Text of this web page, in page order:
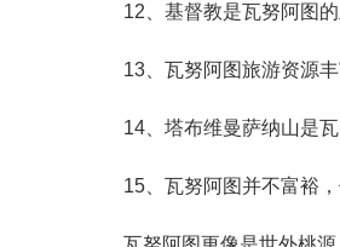
12、基督教是瓦努阿图
13、瓦努阿图旅游资源
14、塔布维曼萨纳山是
15、瓦努阿图并不富裕